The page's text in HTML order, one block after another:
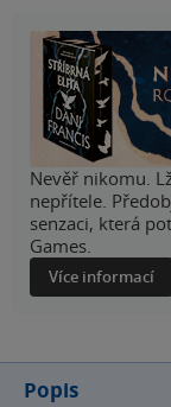
Nevěř nikomu.
nepřítele.
senzaci, která
Games.
Více informací
Popis